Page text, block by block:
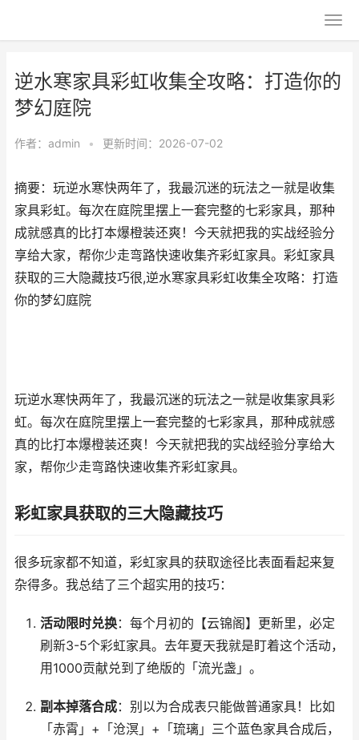
逆水寒家具彩虹收集全攻略：打造你的
梦幻庭院
作者： admin • 更新时间：2026-07-02
摘要：玩逆水寒快两年了，我最沉迷的玩法之一就是收集
家具彩虹。每次在庭院里摆上一套完整的七彩家具，那种
成就感真的比打本爆橙装还爽！今天就把我的实战经验分
享给大家，帮你少走弯路快速收集齐彩虹家具。彩虹家具
获取的三大隐藏技巧很,逆水寒家具彩虹收集全攻略：打造
你的梦幻庭院
玩逆水寒快两年了，我最沉迷的玩法之一就是收集家具彩
虹。每次在庭院里摆上一套完整的七彩家具，那种成就感
真的比打本爆橙装还爽！今天就把我的实战经验分享给大
家，帮你少走弯路快速收集齐彩虹家具。
彩虹家具获取的三大隐藏技巧
很多玩家都不知道，彩虹家具的获取途径比表面看起来复
杂得多。我总结了三个超实用的技巧：
活动限时兑换：每个月初的【云锦阁】更新里，必定
刷新3-5个彩虹家具。去年夏天我就是盯着这个活动，
用1000贡献兑到了绝版的「流光盏」。
副本掉落合成：别以为合成表只能做普通家具！比如
「赤霄」+「沧溟」+「琉璃」三个蓝色家具合成后，